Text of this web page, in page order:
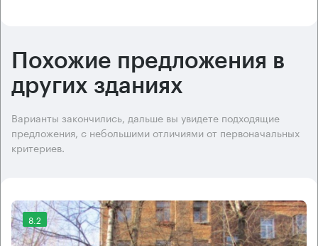
Похожие предложения в
других зданиях
Варианты закончились, дальше вы увидете подходящие
предложения, с небольшими отличиями от первоначальных
критериев.
8.2